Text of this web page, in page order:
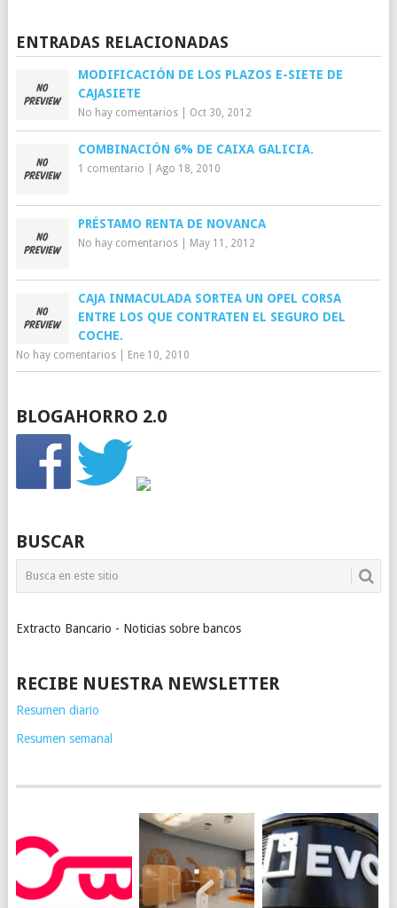
ENTRADAS RELACIONADAS
MODIFICACIÓN DE LOS PLAZOS E-SIETE DE
CAJASIETE
No hay comentarios| Oct 30, 2012
COMBINACIÓN 6% DE CAIXA GALICIA.
1 comentario Ago 18, 2010
PRÉSTAMO RENTA DE NOVANCA
No hay comentarios| May 11, 2012
CAJA INMACULADA SORTEA UN OPEL CORSA
ENTRE LOS QUE CONTRATEN EL SEGURO DEL
COCHE.
No hay comentarios| Ene 10, 2010
BLOGAHORRO 2.0
BUSCAR
Extracto Bancario - Noticias sobre bancos
RECIBE NUESTRA NEWSLETTER
Resumen diario
Resumen semanal